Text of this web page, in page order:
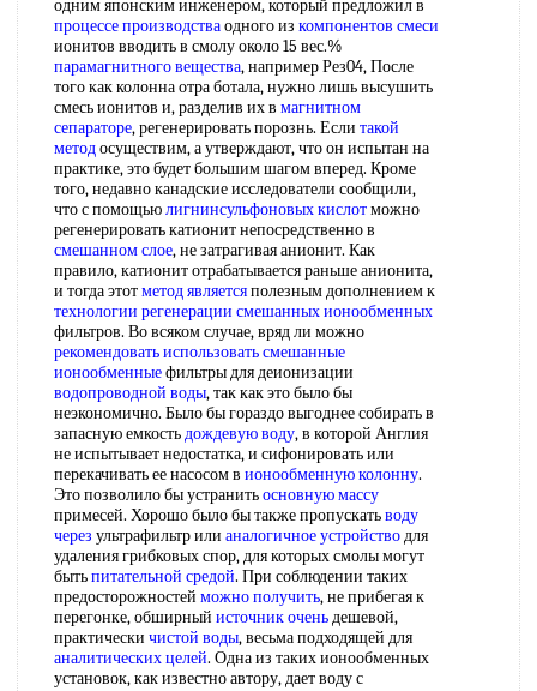
одним японским инженером, который предложил в
процессе производстваодного из компонентов смеси
ионитов вводить в смолу около 15 вес.%
парамагнитного вещества, например Рез04, После
того как колонна отра ботала, нужно лишь высушить
смесь ионитов и, разделив их в магнитном
сепараторе, регенерировать порознь. Если такой
методосуществим, а утверждают, что он испытан на
практике, это будет большим шагом вперед. Кроме
того, недавно канадские исследователи сообщили,
что с помощьюлигнинсульфоновых кислотможно
регенерировать катионит непосредственно в
смешанном слое, не затрагивая анионит. Как
правило, катионит отрабатывается раньше анионита,
и тогда этотметод являетсяполезным дополнением к
технологии регенерации смешанных ионообменных
фильтров. Во всяком случае, вряд ли можно
рекомендовать использоватьсмешанные
ионообменныефильтры для деионизации
водопроводной воды, так как это было бы
неэкономично. Было бы гораздо выгоднее собирать в
запасную емкостьдождевую воду, в которой Англия
не испытывает недостатка, и сифонировать или
перекачивать ее насосом в ионообменную колонну.
Это позволило бы устранитьосновную массу
примесей. Хорошо было бы также пропускатьводу
через ультрафильтр или аналогичное устройстводля
удаления грибковых спор, для которых смолы могут
бытьпитательной средой. При соблюдении таких
предосторожностей можно получить, не прибегая к
перегонке, обширный источник оченьдешевой,
практически чистой воды, весьма подходящей для
аналитических целей. Одна из таких ионообменных
установок, как известно автору, дает воду с